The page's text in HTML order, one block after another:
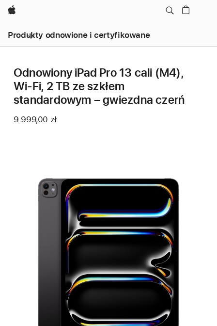
Apple
Produkty odnowione i certyfikowane
Odnowiony iPad Pro 13 cali (M4),
Wi‑Fi, 2 TB ze szkłem
standardowym – gwiezdna czerń
9 999,00 zł